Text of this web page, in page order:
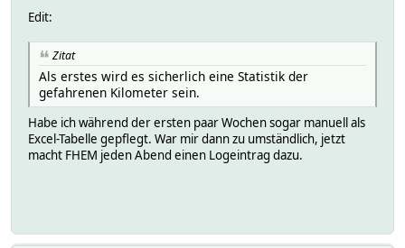
Edit:
Zitat
Als erstes wird es sicherlich eine Statistik der
gefahrenen Kilometer sein.
Habe ich während der ersten paar Wochen sogar manuell als
Excel-Tabelle gepflegt. War mir dann zu umständlich, jetzt
macht FHEM jeden Abend einen Logeintrag dazu.